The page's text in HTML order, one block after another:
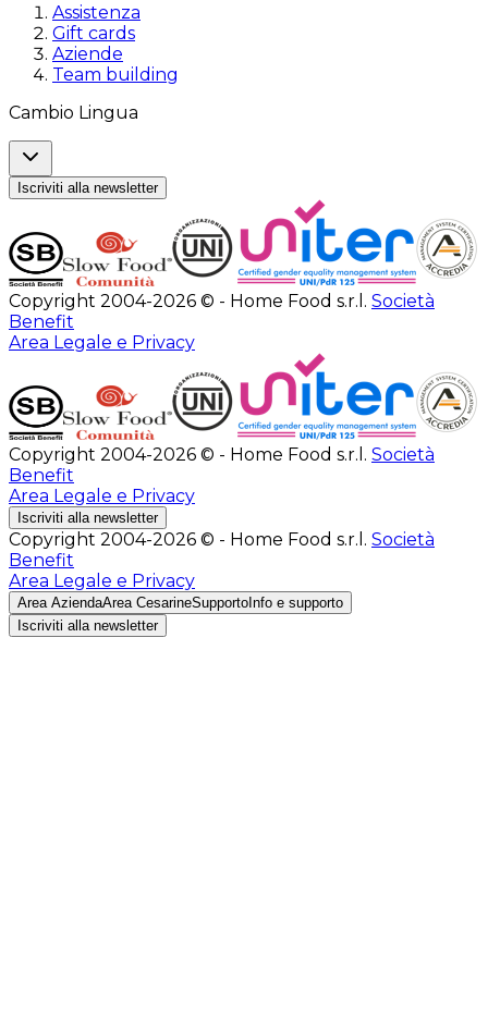
Assistenza
Gift cards
Aziende
Team building
Cambio Lingua
Iscriviti alla newsletter
Copyright 2004-2026 © - Home Food s.r.l. Società
Benefit
Area Legale e Privacy
Copyright 2004-2026 © - Home Food s.r.l. Società
Benefit
Area Legale e Privacy
Iscriviti alla newsletter
Copyright 2004-2026 © - Home Food s.r.l. Società
Benefit
Area Legale e Privacy
Area AziendaArea CesarineSupporto Info e supporto
Iscriviti alla newsletter